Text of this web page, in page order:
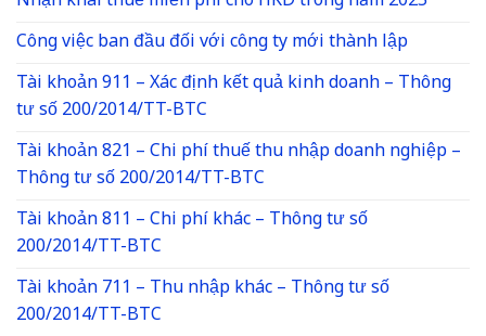
Công việc ban đầu đối với công ty mới thành lập
Tài khoản 911 – Xác định kết quả kinh doanh – Thông
tư số 200/2014/TT-BTC
Tài khoản 821 – Chi phí thuế thu nhập doanh nghiệp –
Thông tư số 200/2014/TT-BTC
Tài khoản 811 – Chi phí khác – Thông tư số
200/2014/TT-BTC
Tài khoản 711 – Thu nhập khác – Thông tư số
200/2014/TT-BTC